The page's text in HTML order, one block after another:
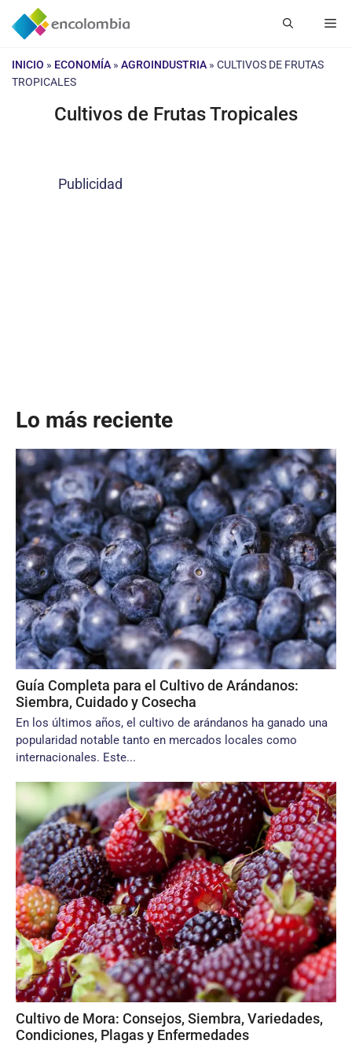
Saltar
INICIO » ECONOMÍA » AGROINDUSTRIA » CULTIVOS DE FRUTAS
TROPICALES
Cultivos de Frutas Tropicales
Publicidad
Lo más reciente
Guía Completa para el Cultivo de Arándanos:
Siembra, Cuidado y Cosecha
En los últimos años, el cultivo de arándanos ha ganado una
popularidad notable tanto en mercados locales como
internacionales. Este...
Cultivo de Mora: Consejos, Siembra, Variedades,
Condiciones, Plagas y Enfermedades